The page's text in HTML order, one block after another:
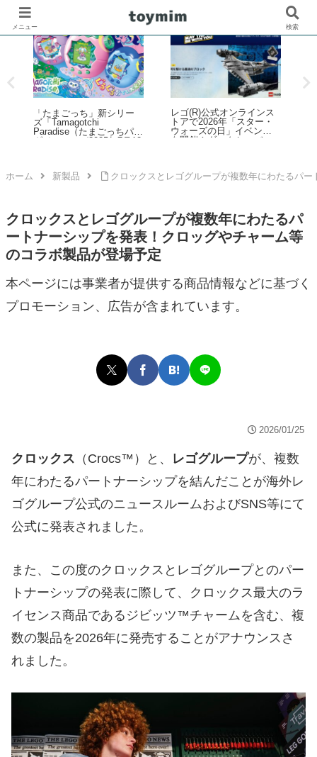
「たまごっち」新シリー
ズ「Tamagotchi
Paradise（たまごっちパラ
ダイス）」が2025年7月12
レゴ(R)公式オンラインス
トアで2026年「スター・
ウォーズの日」イベント
を開催！ダークセーバー
ホーム 新製品 クロックスとレゴグループが複数年にわたるパ
クロックスとレゴグループが複数年にわたるパ
ートナーシップを発表！クロッグやチャーム等
のコラボ製品が登場予定
本ページには事業者が提供する商品情報などに基づく
プロモーション、広告が含まれています。
2026/01/25
クロックス （Crocs™）と、 レゴグループが、複数
年にわたるパートナーシップを結んだことが海外レ
ゴグループ公式のニュースルームおよびSNS等にて
公式に発表されました。
また、この度のクロックスとレゴグループとのパー
トナーシップの発表に際して、クロックス最大のラ
イセンス商品であるジビッツ™チャームを含む、複
数の製品を2026年に発売することがアナウンスさ
れました。
メニュー 検索